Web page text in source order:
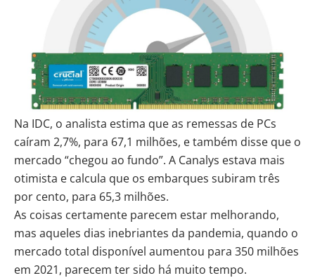
Na IDC, o analista estima que as remessas de PCs
caíram 2,7%, para 67,1 milhões, e também disse que o
mercado “chegou ao fundo”. A Canalys estava mais
otimista e calcula que os embarques subiram três
por cento, para 65,3 milhões.
As coisas certamente parecem estar melhorando,
mas aqueles dias inebriantes da pandemia, quando o
mercado total disponível aumentou para 350 milhões
em 2021, parecem ter sido há muito tempo.